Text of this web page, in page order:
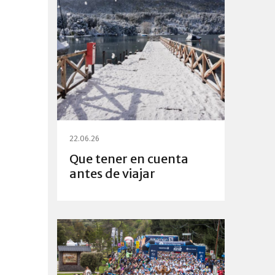
22.06.26
Que tener en cuenta
antes de viajar